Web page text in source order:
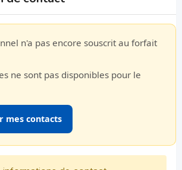
n'a pas encore souscrit au forfait
ne sont pas disponibles pour le
mes contacts